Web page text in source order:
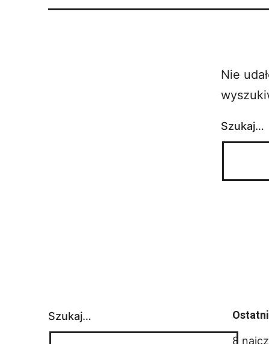
Nie
Szukaj…
Szukaj…
8